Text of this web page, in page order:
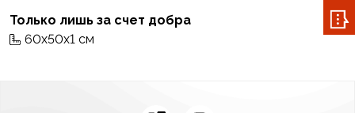
Только лишь за счет добра
60x50x1 см